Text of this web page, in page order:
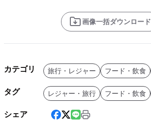
画像一括ダウンロード
カテゴリ 旅行・レジャー フード・飲食
タグ レジャー・旅行 フード・飲食
シェア